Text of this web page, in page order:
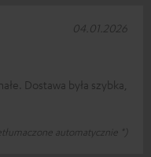
Dostawa była szybka,
automatycznie *)
04.01.2026